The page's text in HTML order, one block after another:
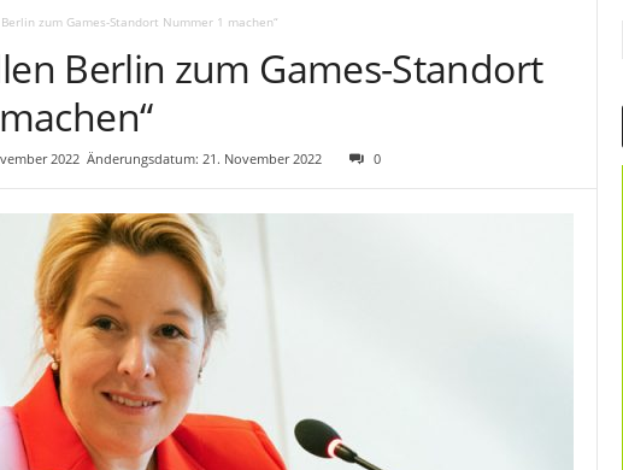
zum Games-Standort Nummer 1 machen“
Berlin zum Games-Standort
2022 Änderungsdatum: 21. November 2022 0